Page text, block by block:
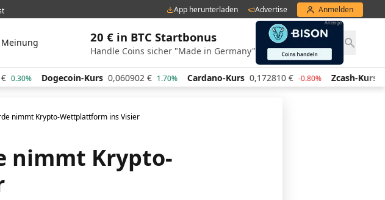
App herunterladen Advertise Anmelden
Meinung 20 € in BTC Startbonus
Handle Coins sicher "Made in Germany"
Kurs 0,060902 € 1.70% Cardano-Kurs 0,172810 € -0.80% Zcash-Kurs 437,97 €
nimmt Krypto-Wettplattform ins Visier
nimmt Krypto-